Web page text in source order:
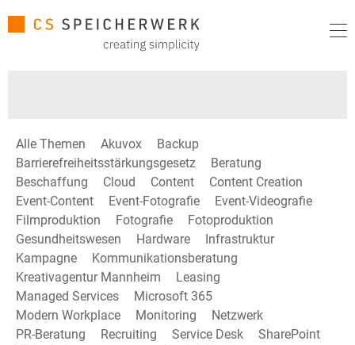
Alle Themen Akuvox
Backup
Barrierefreiheitsstärkungsgesetz
Beratung
Beschaffung
Cloud Content
Content Creation
Event-Content
Event-Fotografie
Event-Videografie
Filmproduktion
Fotografie
Fotoproduktion
Gesundheitswesen
Hardware
Infrastruktur
Kampagne
Kommunikationsberatung
Kreativagentur Mannheim
Leasing
Managed Services
Microsoft 365
Modern Workplace
Monitoring
Netzwerk
PR-Beratung
Recruiting Service Desk
SharePoint